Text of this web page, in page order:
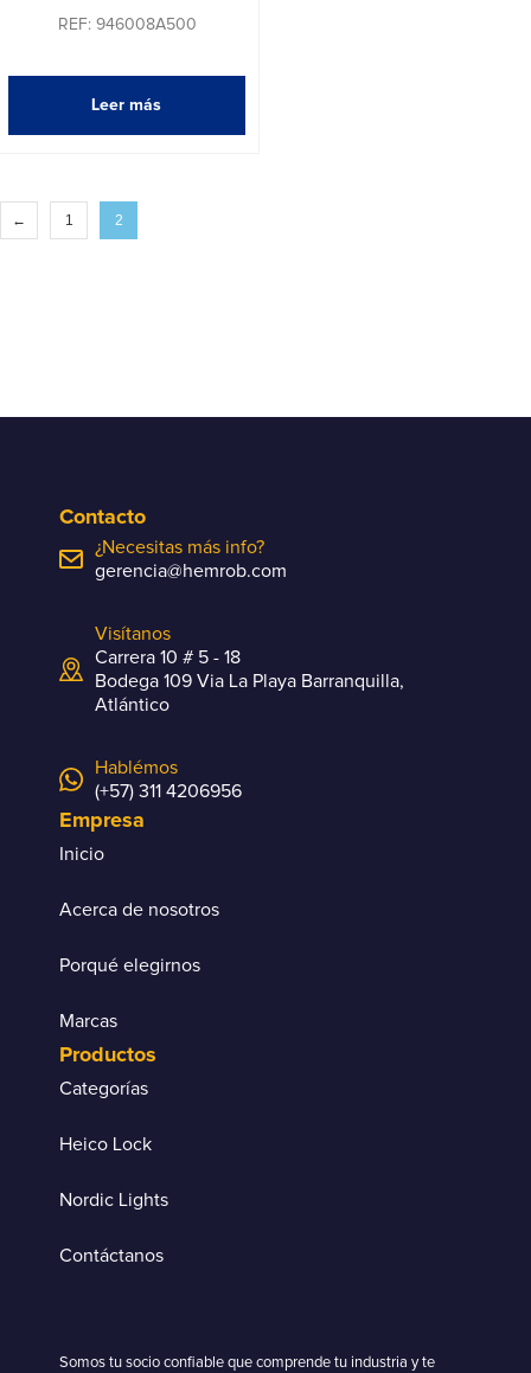
REF: 946008A500
Leer más
← 1 2
Somos tu socio confiable que comprende tu industria y te
Contacto
¿Necesitas más info?
gerencia@hemrob.com
Visítanos
Carrera 10 # 5 - 18
Bodega 109 Via La Playa Barranquilla,
Atlántico
Hablémos
(+57) 311 4206956
Empresa
Inicio
Acerca de nosotros
Porqué elegirnos
Marcas
Productos
Categorías
Heico Lock
Nordic Lights
Contáctanos